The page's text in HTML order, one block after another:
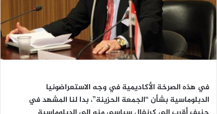
في هذه الصرخة الأكاديمية في وجه الاستعراضونيا
الدبلوماسيةبشأن “الجمعة الحزينة”، بدا لنا المشهد في